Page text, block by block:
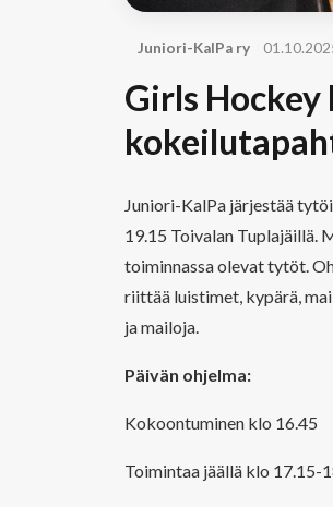
Juniori-KalPa ry
Girls
Juniori-KalPa järjestää
19.15 Toivalan Tuplajäillä.
toiminnassa olevat tytöt.
riittää luistimet, kypärä,
ja mailoja.
Päivän ohjelma:
Kokoontuminen klo 16.45
Toimintaa jäällä klo 17.15-